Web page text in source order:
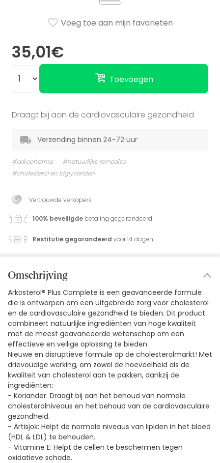
35,01€
Toevoegen
Voeg toe aan mijn favorieten
Draagt bij aan de cardiovasculaire gezondheid
Verzending binnen 24-72 uur
#arkopharma
#natuurlijke remedies
#cholesterol en triglyceriden
Vertrouwde verkopers
100% beveiligde betaling gegarandeerd
Restitutie gegarandeerd voor 14 dagen
Omschrijving
Arkosterol® Plus Complete is een geavanceerde formule
die is ontworpen om een uitgebreide zorg voor cholesterol
en de cardiovasculaire gezondheid te bieden. Dit product
combineert natuurlijke ingrediënten van hoge kwaliteit
met de meest geavanceerde wetenschap om een
effectieve en veilige oplossing te bieden.
Nieuwe en disruptieve formule op de cholesterolmarkt! Met
drievoudige werking, om zowel de hoeveelheid als de
kwaliteit van cholesterol aan te pakken, dankzij de
ingrediënten:
- Koriander: Draagt bij aan het behoud van normale
cholesterolniveaus en het behoud van de cardiovasculaire
gezondheid.
- Artisjok: Helpt de normale niveaus van lipiden in het bloed
(HDL & LDL) te behouden.
- Vitamine E: Helpt de cellen te beschermen tegen
oxidatieve schade.